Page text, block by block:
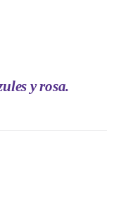
y rosa.